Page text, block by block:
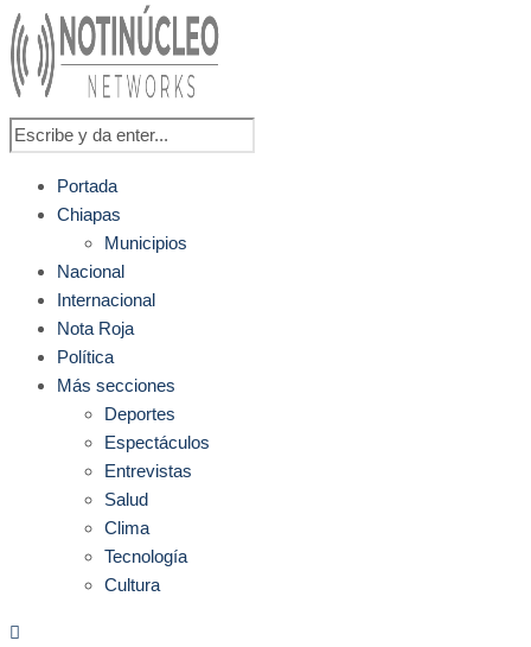
Portada
Chiapas
Municipios
Nacional
Internacional
Nota Roja
Política
Más secciones
Deportes
Espectáculos
Entrevistas
Salud
Clima
Tecnología
Cultura